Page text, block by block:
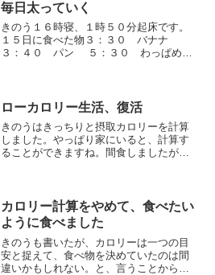
毎日太っていく
きのう１６時寝、１時５０分起床です。
１５日に食べた物３：３０ バナナ
３：４０ パン ５：３０ わっぱめし
３：３０ せん...
ローカロリー生活、復活
きのうはきっちりと摂取カロリーを計算
しました。やっぱり家にいると、計算す
ることができますね。間食しましたが、
比：-1...
カロリー計算をやめて、食べたい
ように食べました
きのうも書いたが、カロリーは一つの目
安と捉えて、食べ物を決めていたのは間
違いかもしれない。と、言うことから、